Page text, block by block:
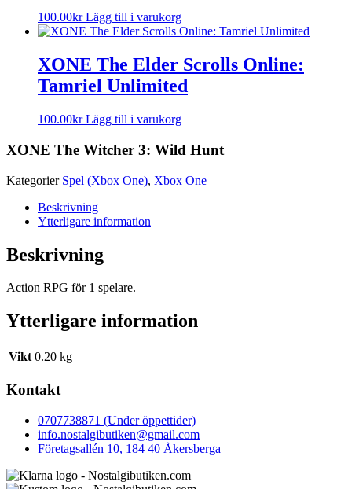
100.00kr Lägg till i varukorg
XONE The Elder Scrolls Online:
Tamriel Unlimited
100.00kr Lägg till i varukorg
XONE The Witcher 3: Wild Hunt
Kategorier Spel (Xbox One), Xbox One
Beskrivning
Ytterligare information
Beskrivning
Action RPG för 1 spelare.
Ytterligare information
Vikt 0.20 kg
Kontakt
0707738871 (Under öppettider)
info.nostalgibutiken@gmail.com
Företagsallén 10, 184 40 Åkersberga